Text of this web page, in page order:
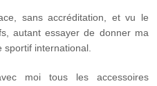
sans accréditation, et vu le
autant essayer de donner ma
international.
moi tous les accessoires